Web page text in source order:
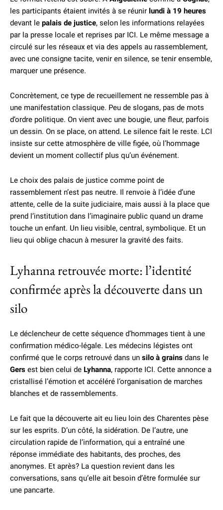
les participants étaient invités à se réunir lundi à 19 heures
devant le palais de justice, selon les informations relayées
par la presse locale et reprises par ICI. Le même message a
circulé sur les réseaux et via des appels au rassemblement,
avec une consigne tacite, venir en silence, se tenir ensemble,
marquer une présence.
Concrètement, ce type de recueillement ne ressemble pas à
une manifestation classique. Peu de slogans, pas de mots
d’ordre politique. On vient avec une bougie, une fleur, parfois
un dessin. On se place, on attend. Le silence fait le reste. LCI
insiste sur cette atmosphère de ville figée, où l’hommage
devient un moment collectif plus qu’un événement.
Le choix des palais de justice comme point de
rassemblement n’est pas neutre. Il renvoie à l’idée d’une
attente, celle de la suite judiciaire, mais aussi à la place que
prend l’institution dans l’imaginaire public quand un drame
touche un enfant. Un lieu visible, central, symbolique. Et un
lieu qui oblige chacun à mesurer la gravité des faits.
Lyhanna retrouvée morte: l’identité
confirmée après la découverte dans un
silo
Le déclencheur de cette séquence d’hommages tient à une
confirmation médico-légale. Les médecins légistes ont
confirmé que le corps retrouvé dans un silo à grains dans le
Gers est bien celui de Lyhanna, rapporte ICI. Cette annonce a
cristallisé l’émotion et accéléré l’organisation de marches
blanches et de rassemblements.
Le fait que la découverte ait eu lieu loin des Charentes pèse
sur les esprits. D’un côté, la sidération. De l’autre, une
circulation rapide de l’information, qui a entraîné une
réponse immédiate des habitants, des proches, des
anonymes. Et après? La question revient dans les
conversations, sans qu’elle ait besoin d’être formulée sur
une pancarte.